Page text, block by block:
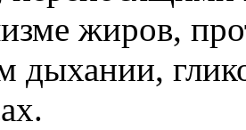
жиров,
дыхании,